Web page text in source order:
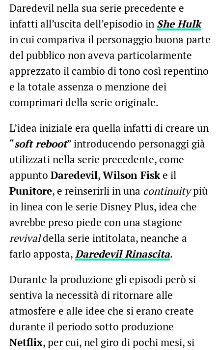
Daredevil nella sua serie precedente e
infatti all’uscita dell’episodio in She Hulk
in cui compariva il personaggio buona parte
del pubblico non aveva particolarmente
apprezzato il cambio di tono così repentino
e la totale assenza o menzione dei
comprimari della serie originale.
L’idea iniziale era quella infatti di creare un
“soft reboot” introducendo personaggi già
utilizzati nella serie precedente, come
appunto Daredevil,Wilson Fiske il
Punitore, e reinserirli in una continuitypiù
in linea con le serie Disney Plus, idea che
avrebbe preso piede con una stagione
revivaldella serie intitolata, neanche a
farlo apposta,Daredevil Rinascita.
Durante la produzione gli episodi però si
sentiva la necessità di ritornare alle
atmosfere e alle idee che si erano create
durante il periodo sotto produzione
Netflix, per cui, nel giro di pochi mesi, si